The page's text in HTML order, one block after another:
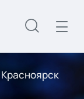
Красноярск